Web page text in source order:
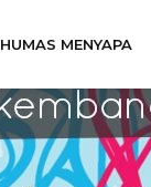
HUMAS MENYAPA